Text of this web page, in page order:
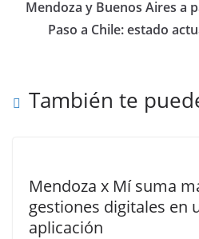
Mendoza y Buenos Aires a
Paso a Chile: estado
También te
Mendoza x Mí suma
gestiones digitales en
aplicación